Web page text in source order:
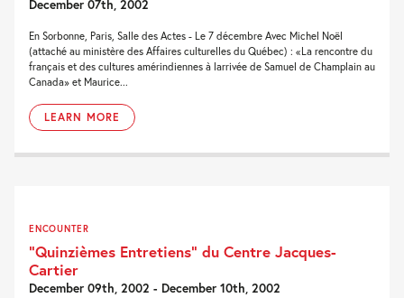
December 07th, 2002
En Sorbonne, Paris, Salle des Actes - Le 7 décembre Avec Michel Noël
(attaché au ministère des Affaires culturelles du Québec) : «La rencontre du
français et des cultures amérindiennes à larrivée de Samuel de Champlain au
Canada» et Maurice...
LEARN MORE
ENCOUNTER
“Quinzièmes Entretiens” du Centre Jacques-
Cartier
December 09th, 2002 - December 10th, 2002